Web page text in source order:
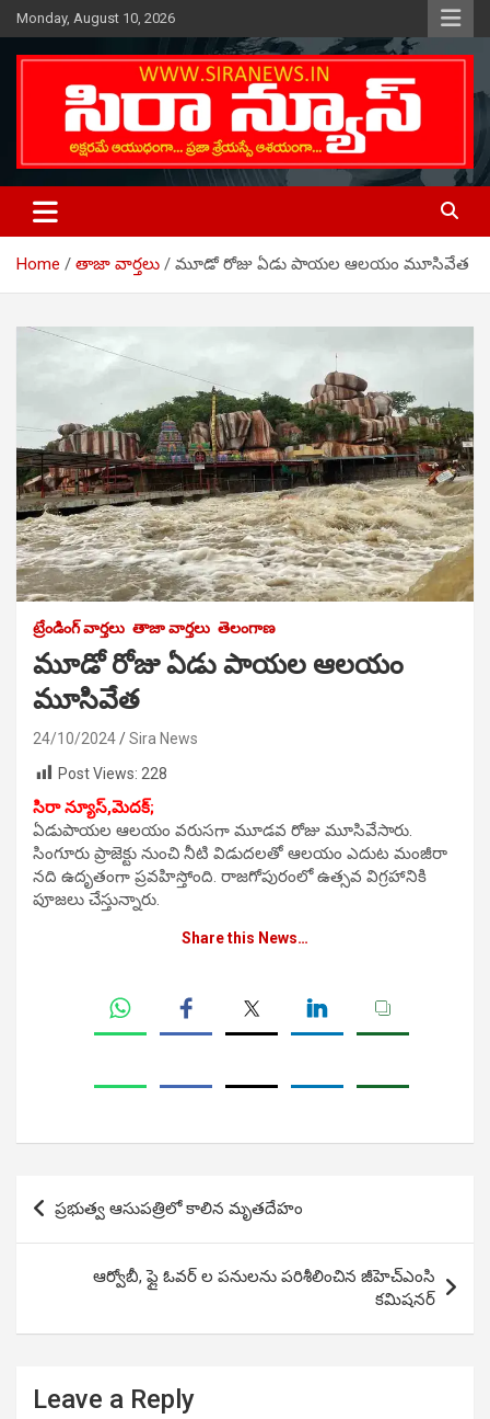
Skip
to
content
Monday, August 10, 2026
SIRA NEWS
Telugu Online News Daily
Home తాజా వార్తలు మూడో రోజు ఏడు పాయల ఆలయం మూసివేత
ట్రేండింగ్ వార్తలు తాజా వార్తలు తెలంగాణ
మూడో రోజు ఏడు పాయల ఆలయం
మూసివేత
24/10/2024
Sira News
Post Views: 228
సిరా న్యూస్,మెదక్;
ఏడుపాయల ఆలయం వరుసగా మూడవ రోజు మూసివేసారు.
సింగూరు ప్రాజెక్టు నుంచి నీటి విడుదలతో ఆలయం ఎదుట మంజీరా
నది ఉదృతంగా ప్రవహిస్తోంది. రాజగోపురంలో ఉత్సవ విగ్రహానికి
పూజలు చేస్తున్నారు.
Share this News…
Post
navigation
ప్రభుత్వ ఆసుపత్రిలో కాలిన మృతదేహం
ఆర్వోబీ, ఫ్లై ఓవర్ ల పనులను పరిశీలించిన జీహెచ్ఎంసి
కమిషనర్
Leave a Reply